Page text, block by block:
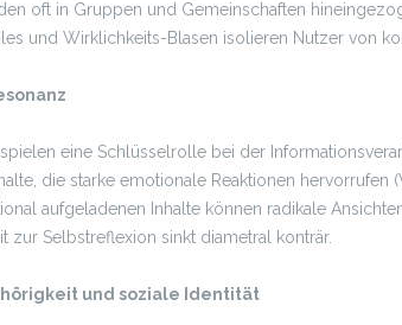
oft in Gruppen und Gemeinschaften
und Wirklichkeits-Blasen isolieren Nutzer von
eine Schlüsselrolle bei der
die starke emotionale Reaktionen
aufgeladenen Inhalte können radikale
zur Selbstreflexion sinkt diametral konträr.
und soziale Identität